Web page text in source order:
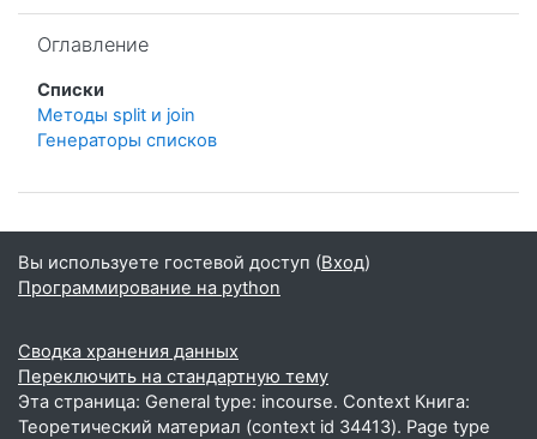
Оглавление
Списки
Методы split и join
Генераторы списков
Вы используете гостевой доступ (Вход)
Программирование на python
Сводка хранения данных
Переключить на стандартную тему
Эта страница: General type: incourse. Context Книга:
Теоретический материал (context id 34413). Page type